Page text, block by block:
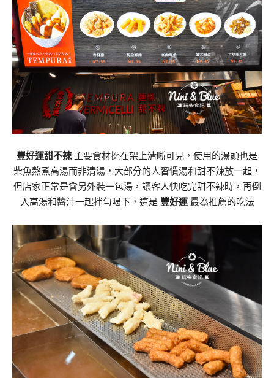
豐好運甜不辣 主要食材擺在架上清晰可見，使用的湯頭也是
柴魚熬煮高湯而非清湯，大部分的人習慣湯和甜不辣放一起，
但店家正常是會另外裝一包湯，讓客人快吃完甜不辣時，再倒
入高湯和醬汁一起拌勻喝下，這是 豐好運最為推薦的吃法